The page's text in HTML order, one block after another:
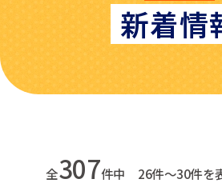
新着情
全307件中 26件～30件を